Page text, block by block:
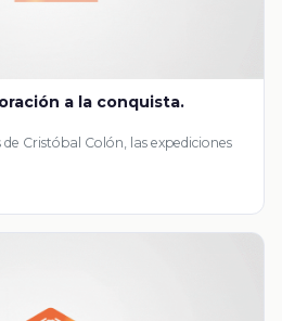
a la conquista.
Cristóbal Colón, las expediciones